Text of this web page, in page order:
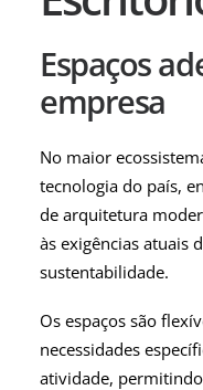
Espaços
empresa
No maior
tecnologia do país,
de arquitetura
às exigências atuais
sustentabilidade.
Os espaços são
necessidades
atividade,